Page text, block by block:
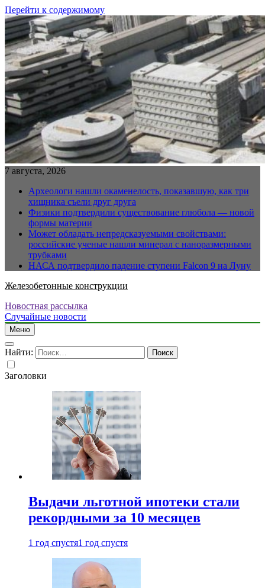
Перейти к содержимому
7 августа, 2026
Археологи нашли окаменелость, показавшую, как три
хищника съели друг друга
Физики подтвердили существование глюбола — новой
формы материи
Может обладать непредсказуемыми свойствами:
российские ученые нашли минерал с наноразмерными
трубками
НАСА подтвердило падение ступени Falcon 9 на Луну
Железобетонные конструкции
Новостная рассылка
Случайные новости
Меню
Найти:
Заголовки
Выдачи льготной ипотеки стали
рекордными за 10 месяцев
1 год спустя1 год спустя